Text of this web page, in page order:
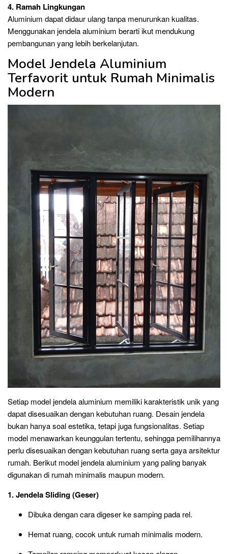
4. Ramah Lingkungan
Aluminium dapat didaur ulang tanpa menurunkan kualitas.
Menggunakan jendela aluminium berarti ikut mendukung
pembangunan yang lebih berkelanjutan.
Model Jendela Aluminium
Terfavorit untuk Rumah Minimalis
Modern
Setiap model jendela aluminium memiliki karakteristik unik yang
dapat disesuaikan dengan kebutuhan ruang. Desain jendela
bukan hanya soal estetika, tetapi juga fungsionalitas. Setiap
model menawarkan keunggulan tertentu, sehingga pemilihannya
perlu disesuaikan dengan kebutuhan ruang serta gaya arsitektur
rumah. Berikut model jendela aluminium yang paling banyak
digunakan di rumah minimalis maupun modern.
1. Jendela Sliding (Geser)
Dibuka dengan cara digeser ke samping pada rel.
Hemat ruang, cocok untuk rumah minimalis modern.